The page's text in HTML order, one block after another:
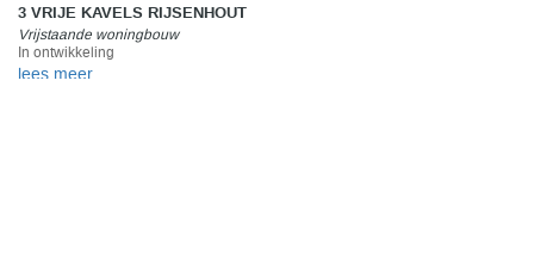
3 VRIJE KAVELS RIJSENHOUT
Vrijstaande woningbouw
In ontwikkeling
lees meer..